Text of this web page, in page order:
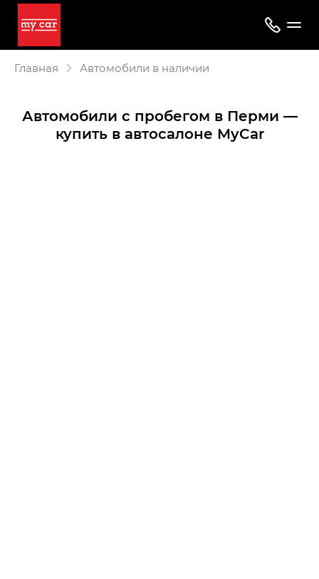
Главная Автомобили в наличии
Автомобили с пробегом в Перми —
купить в автосалоне MyCar